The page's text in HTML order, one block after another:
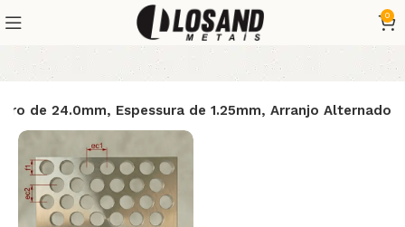
0
de 24.0mm, Espessura de 1.25mm, Arranjo Alternado